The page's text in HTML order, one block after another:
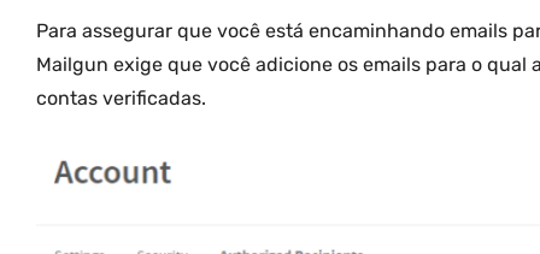
Para assegurar que você está encaminhando emails
Mailgun exige que você adicione os emails para o qual
contas verificadas.